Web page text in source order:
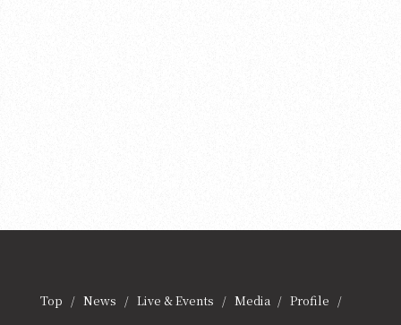
Top News Live & Events Media
Profile